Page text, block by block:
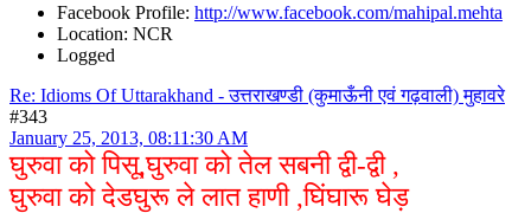
Facebook Profile: http://www.facebook.com/mahipal.mehta
Location: NCR
Logged
Re: Idioms Of Uttarakhand - उत्तराखण्डी (कुमाऊँनी एवं गढ़वाली) मुहावरे
#343
January 25, 2013, 08:11:30 AM
घुरुवा को पिसू,घुरुवा को तेल सबनी द्वी-द्वी ,
घुरुवा को देडघुरू ले लात हाणी ,घिंघारू घेड़